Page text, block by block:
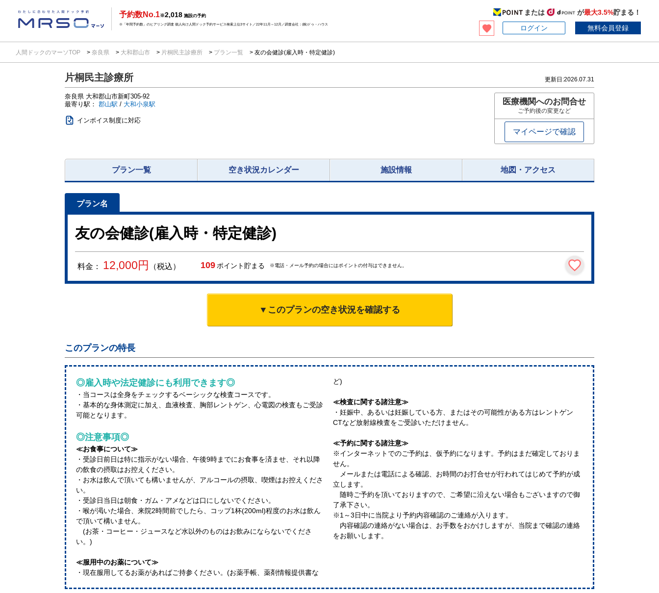
予約数No.1※2,018 施設の予約
※「年間予約数」のヒアリング調査 個人向け人間ドック予約サービス検索上位3サイト／22年11月～12月／調査会社：(株)ドゥ・ハウス
または が最大3.5%貯まる！
ログイン
無料会員登録
人間ドックのマーソTOP 奈良県 大和郡山市 片桐民主診療所 プラン一覧 友の会健診(雇入時・特定健診)
片桐民主診療所 更新日:2026.07.31
奈良県 大和郡山市新町305-92
最寄り駅： 郡山駅 / 大和小泉駅
インボイス制度に対応
医療機関へのお問合せ
ご予約後の変更など
マイページで確認
プラン一覧 空き状況カレンダー 施設情報 地図・アクセス
友の会健診(雇入時・特定健診)
料金： 12,000円 （税込） 109 ポイント貯まる ※電話・メール予約の場合にはポイントの付与はできません。
▼このプランの空き状況を確認する
このプランの特長
◎雇入時や法定健診にも利用できます◎
・当コースは全身をチェックするベーシックな検査コースです。
・基本的な身体測定に加え、血液検査、胸部レントゲン、心電図の検査もご受診
可能となります。
◎注意事項◎
≪お食事について≫
・受診日前日は特に指示がない場合、午後9時までにお食事を済ませ、それ以降
の飲食の摂取はお控えください。
・お水は飲んで頂いても構いませんが、アルコールの摂取、喫煙はお控えくださ
い。
・受診日当日は朝食・ガム・アメなどは口にしないでください。
・喉が渇いた場合、来院2時間前でしたら、コップ1杯(200ml)程度のお水は飲ん
で頂いて構いません。
(お茶・コーヒー・ジュースなど水以外のものはお飲みにならないでくださ
い。)
≪服用中のお薬について≫
・現在服用してるお薬があればご持参ください。(お薬手帳、薬剤情報提供書な
ど)
≪検査に関する諸注意≫
・妊娠中、あるいは妊娠している方、またはその可能性がある方はレントゲン
CTなど放射線検査をご受診いただけません。
≪予約に関する諸注意≫
※インターネットでのご予約は、仮予約になります。予約はまだ確定しておりま
せん。
メールまたは電話による確認、お時間のお打合せが行われてはじめて予約が成
立します。
随時ご予約を頂いておりますので、ご希望に沿えない場合もございますので御
了承下さい。
※1～3日中に当院より予約内容確認のご連絡が入ります。
内容確認の連絡がない場合は、お手数をおかけしますが、当院まで確認の連絡
をお願いします。